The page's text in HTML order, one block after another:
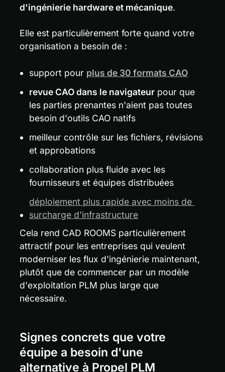
d'ingénierie hardware et mécanique.
Elle est particulièrement forte quand votre
organisation a besoin de :
support pour plus de 30 formats CAO
revue CAO dans le navigateur pour que
les parties prenantes n'aient pas toutes
besoin d'outils CAO natifs
meilleur contrôle sur les fichiers, révisions
et approbations
collaboration plus fluide avec les
fournisseurs et équipes distribuées
déploiement plus rapide avec moins de
surcharge d'infrastructure
Cela rend CAD ROOMS particulièrement
attractif pour les entreprises qui veulent
moderniser les flux d'ingénierie maintenant,
plutôt que de commencer par un modèle
d'exploitation PLM plus large que
nécessaire.
Signes concrets que votre
équipe a besoin d'une
alternative à Propel PLM